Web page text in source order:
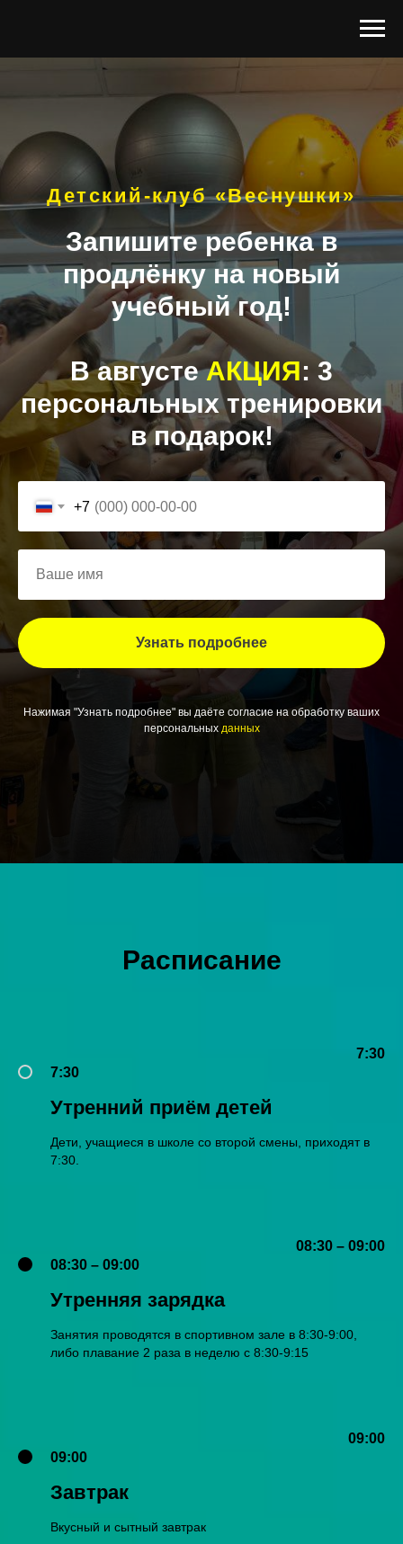
Детский-клуб «Веснушки»
Запишите ребенка в
продлёнку на новый
учебный год!
В августеАКЦИЯ: 3
персональных тренировки
в подарок!
+7
Узнать подробнее
Нажимая "Узнать подробнее" вы даёте согласие на обработку ваших
персональных данных
Расписание
7:30
7:30
Утренний приём детей
Дети, учащиеся в школе со второй смены, приходят в
7:30.
08:30 – 09:00
08:30 – 09:00
Утренняя зарядка
Занятия проводятся в спортивном зале в 8:30-9:00,
либо плавание 2 раза в неделю с 8:30-9:15
09:00
09:00
Завтрак
Вкусный и сытный завтрак